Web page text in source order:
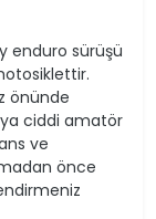
enduro sürüşü
önünde
ciddi amatör
ve
önce